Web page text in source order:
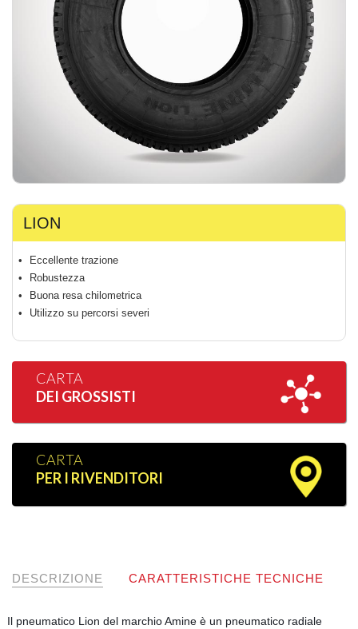
LION
Eccellente trazione
Robustezza
Buona resa chilometrica
Utilizzo su percorsi severi
CARTA
DEI GROSSISTI
CARTA
PER I RIVENDITORI
DESCRIZIONE CARATTERISTICHE TECNICHE
Il pneumatico Lion del marchio Amine è un pneumatico radiale